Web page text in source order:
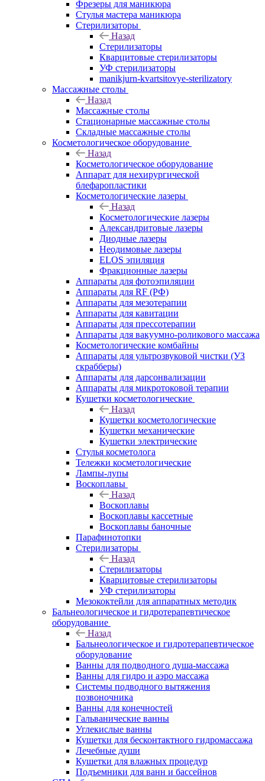
Фрезеры для маникюра
Стулья мастера маникюра
Стерилизаторы
Назад
Стерилизаторы
Кварцитовые стерилизаторы
УФ стерилизаторы
manikjurn-kvartsitovye-sterilizatory
Массажные столы
Назад
Массажные столы
Стационарные массажные столы
Складные массажные столы
Косметологическое оборудование
Назад
Косметологическое оборудование
Аппарат для нехирургической
блефаропластики
Косметологические лазеры
Назад
Косметологические лазеры
Александритовые лазеры
Диодные лазеры
Неодимовые лазеры
ELOS эпиляция
Фракционные лазеры
Аппараты для фотоэпиляции
Аппараты для RF (РФ)
Аппараты для мезотерапии
Аппараты для кавитации
Аппараты для прессотерапии
Аппараты для вакуумно-роликового массажа
Косметологические комбайны
Аппараты для ультрозвуковой чистки (УЗ
скрабберы)
Аппараты для дарсонвализации
Аппараты для микротоковой терапии
Кушетки косметологические
Назад
Кушетки косметологические
Кушетки механические
Кушетки электрические
Стулья косметолога
Тележки косметологические
Лампы-лупы
Воскоплавы
Назад
Воскоплавы
Воскоплавы кассетные
Воскоплавы баночные
Парафинотопки
Стерилизаторы
Назад
Стерилизаторы
Кварцитовые стерилизаторы
УФ стерилизаторы
Мезококтейли для аппаратных методик
Бальнеологическое и гидротерапевтическое
оборудование
Назад
Бальнеологическое и гидротерапевтическое
оборудование
Ванны для подводного душа-массажа
Ванны для гидро и аэро массажа
Системы подводного вытяжения
позвоночника
Ванны для конечностей
Гальванические ванны
Углекислые ванны
Кушетки для бесконтактного гидромассажа
Лечебные души
Кушетки для влажных процедур
Подъемники для ванн и бассейнов